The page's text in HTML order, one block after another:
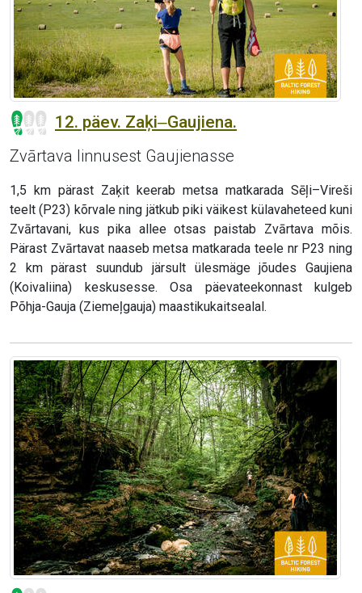
12. päev. Zaķi‒Gaujiena.
Zvārtava linnusest Gaujienasse
1,5 km pärast Zaķit keerab metsa matkarada Sēļi–Vireši
teelt (P23) kõrvale ning jätkub piki väikest külavaheteed kuni
Zvārtavani, kus pika allee otsas paistab Zvārtava mõis.
Pärast Zvārtavat naaseb metsa matkarada teele nr P23 ning
2 km pärast suundub järsult ülesmäge jõudes Gaujiena
(Koivaliina) keskusesse. Osa päevateekonnast kulgeb
Põhja-Gauja (Ziemeļgauja) maastikukaitsealal.